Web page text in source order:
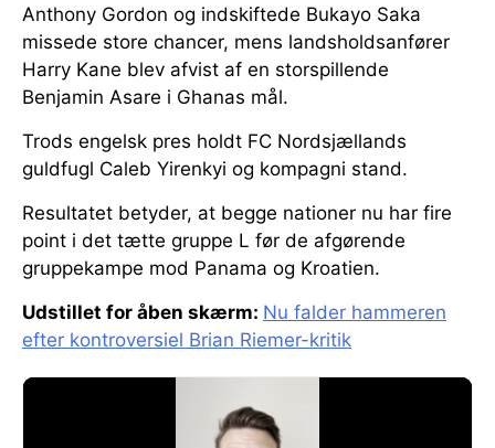
Anthony Gordon og indskiftede Bukayo Saka
missede store chancer, mens landsholdsanfører
Harry Kane blev afvist af en storspillende
Benjamin Asare i Ghanas mål.
Trods engelsk pres holdt FC Nordsjællands
guldfugl Caleb Yirenkyi og kompagni stand.
Resultatet betyder, at begge nationer nu har fire
point i det tætte gruppe L før de afgørende
gruppekampe mod Panama og Kroatien.
Udstillet for åben skærm: Nu falder hammeren
efter kontroversiel Brian Riemer-kritik